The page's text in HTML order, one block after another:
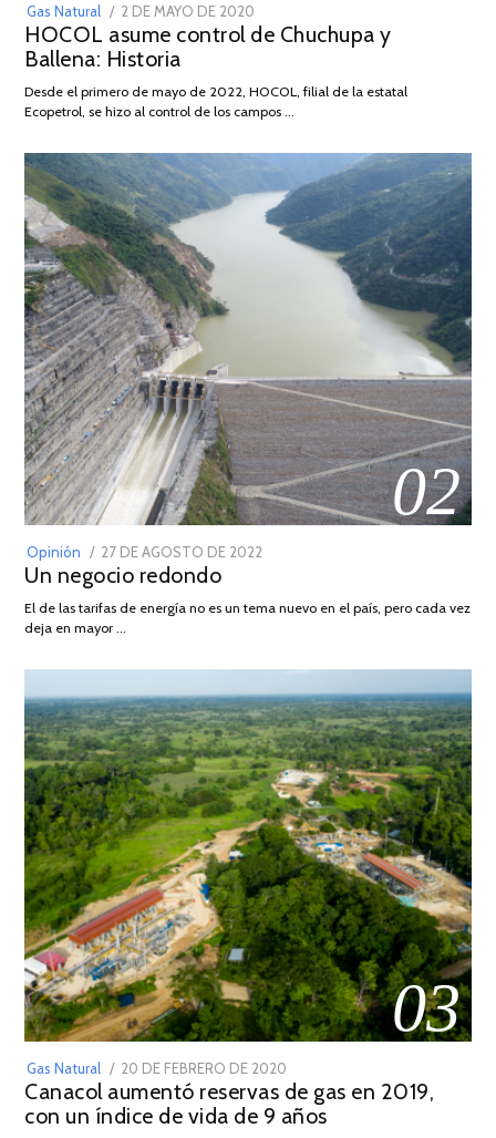
Gas Natural
POSTED
ON
2 DE MAYO DE 2020
DE
2026
HOCOL asume control de Chuchupa y
Ballena: Historia
Desde el primero de mayo de 2022, HOCOL, filial de la estatal
Ecopetrol, se hizo al control de los campos …
02
Opinión
POSTED
ON
27 DE AGOSTO DE 2022
DE
Un negocio redondo
El de las tarifas de energía no es un tema nuevo en el país, pero cada vez
deja en mayor …
03
Gas Natural
POSTED
ON
20 DE FEBRERO DE 2020
DE
JULIO
Canacol aumentó reservas de gas en 2019,
con un índice de vida de 9 años